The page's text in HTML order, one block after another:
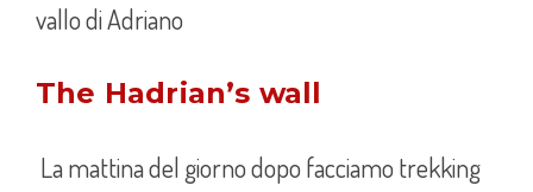
vallo di Adriano
The Hadrian’s wall
La mattina del giorno dopo facciamo trekking